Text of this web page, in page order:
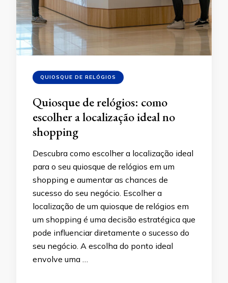
QUIOSQUE DE RELÓGIOS
Quiosque de relógios: como
escolher a localização ideal no
shopping
Descubra como escolher a localização ideal
para o seu quiosque de relógios em um
shopping e aumentar as chances de
sucesso do seu negócio. Escolher a
localização de um quiosque de relógios em
um shopping é uma decisão estratégica que
pode influenciar diretamente o sucesso do
seu negócio. A escolha do ponto ideal
envolve uma …